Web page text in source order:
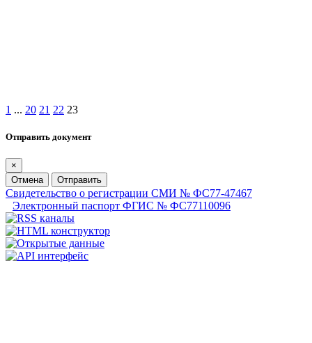
1 ... 20 21 22 23
Отправить документ
×
Отмена
Отправить
Свидетельство о регистрации СМИ № ФС77-47467
Электронный паспорт ФГИС № ФС77110096